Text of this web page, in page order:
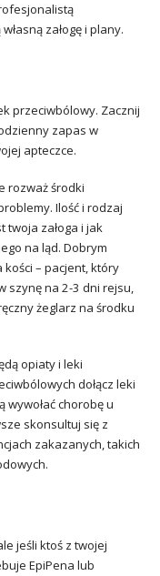
załogę i plany.
przeciwbólowy. Zacznij
zapas w
apteczce.
rozważ środki
Ilość i rodzaj
twoja załoga i jak
na ląd. Dobrym
– pacjent, który
szynę na 2-3 dni rejsu,
żeglarz na środku
opiaty i leki
dołącz leki
chorobę u
skonsultuj się z
zakazanych, takich
jeśli ktoś z twojej
EpiPena lub